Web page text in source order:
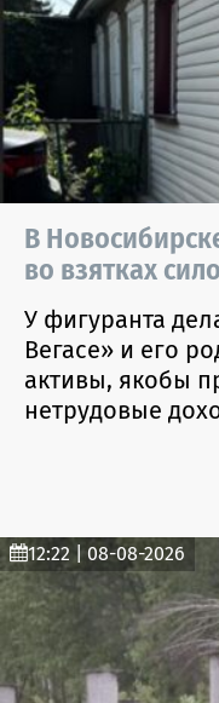
В
во взятках
У фигуранта
Вегасе» и его
активы, якобы
нетрудовые
12:22 | 08-08-2026